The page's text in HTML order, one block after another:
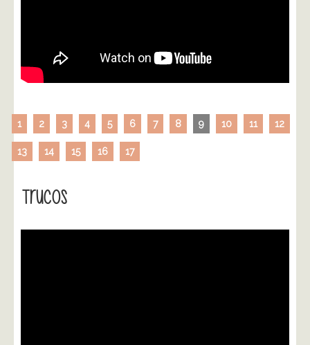
1 2 3 4 5 6 7 8 9 10 11 12
13 14 15 16 17
Trucos